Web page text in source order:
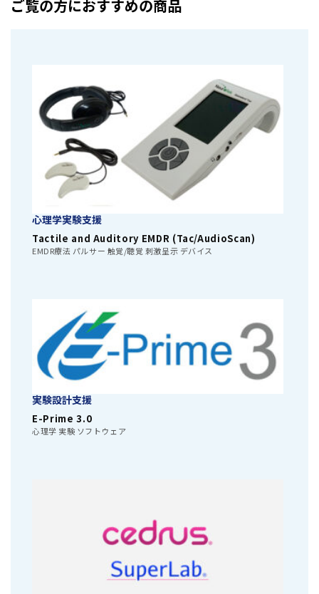
ご覧の方におすすめの商品
心理学実験支援
Tactile and Auditory EMDR (Tac/AudioScan)
EMDR療法 パルサー 触覚/聴覚 刺激呈示 デバイス
実験設計支援
E-Prime 3.0
心理学 実験 ソフトウェア